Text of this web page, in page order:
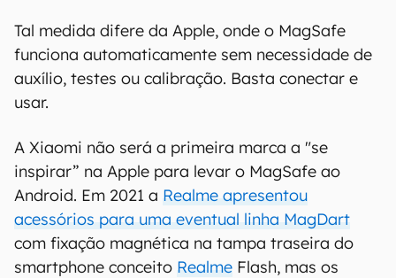
Tal medida difere da Apple, onde o MagSafe
funciona automaticamente sem necessidade de
auxílio, testes ou calibração. Basta conectar e
usar.
A Xiaomi não será a primeira marca a "se
inspirar” na Apple para levar o MagSafe ao
Android. Em 2021 a Realme apresentou
acessórios para uma eventual linha MagDart
com fixação magnética na tampa traseira do
smartphone conceito Realme Flash, mas os